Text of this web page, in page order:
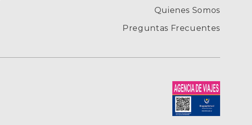
Quienes Somos
Preguntas Frecuentes